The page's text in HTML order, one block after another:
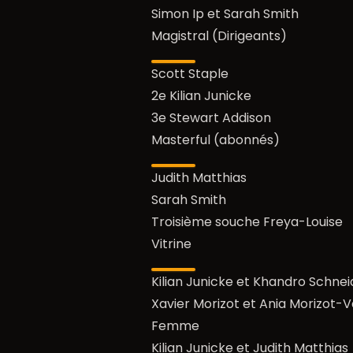
Simon Ip et Sarah Smith
Magistral (Dirigeants)
Scott Staple
2e Kilian Junicke
3e Stewart Addison
Masterful (abonnés)
Judith Matthias
Sarah Smith
Troisième souche Freya-Louise
Vitrine
Kilian Junicke et Khandro
Xavier Morizot et Ania Morizot-
Femme
Kilian Junicke et Judith Matthias